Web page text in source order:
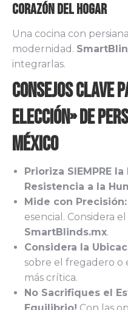
Corazón del Hogar
Una cocina con
modernidad.
integrarlas.
Consejos Clave
Elección» de
México
Prioriza SIEMPRE
Resistencia a la
Mide con Precisión:
esencial. Considera
SmartBlinds.mx.
Considera la
sobre el fregadero o
más crítica.
No Sacrifiques el